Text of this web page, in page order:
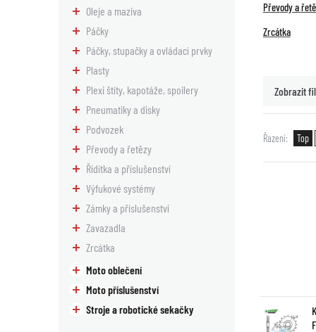
Oleje a maziva
Páčky
Páčky, stupačky a ovládací prvky
Plasty
Plexi štíty, kapotáže, spoilery
Pneumatiky a disky
Podvozek
Převody a řetězy
Řídítka a příslušenství
Výfukové systémy
Zámky a příslušenství
Zavazadla
Zrcátka
Moto oblečení
Moto příslušenství
Stroje a robotické sekačky
Převody a
Zrcátka
Zobrazit
Řazení Top